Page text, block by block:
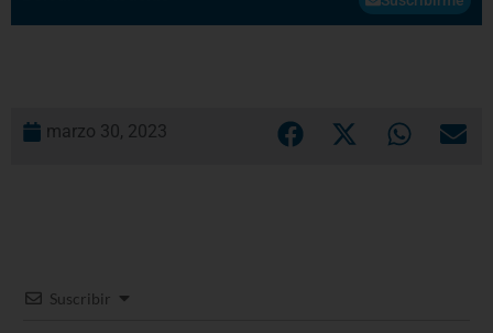
marzo 30, 2023
Suscribir